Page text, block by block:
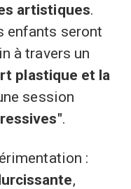
artistiques.
enfants seront
à travers un
plastique et la
session
.
:
,